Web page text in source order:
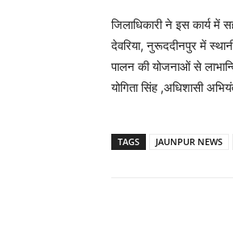
जिलाधिकारी ने इस कार्य में
देवरिया, नुरूददीनपुर में
पालन की योजनाओं से
योगिता सिंह ,अधिशासी
TAGS JAUNPUR NEWS